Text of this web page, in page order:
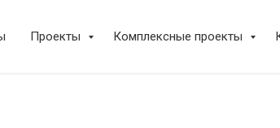
Проекты Комплексные проекты